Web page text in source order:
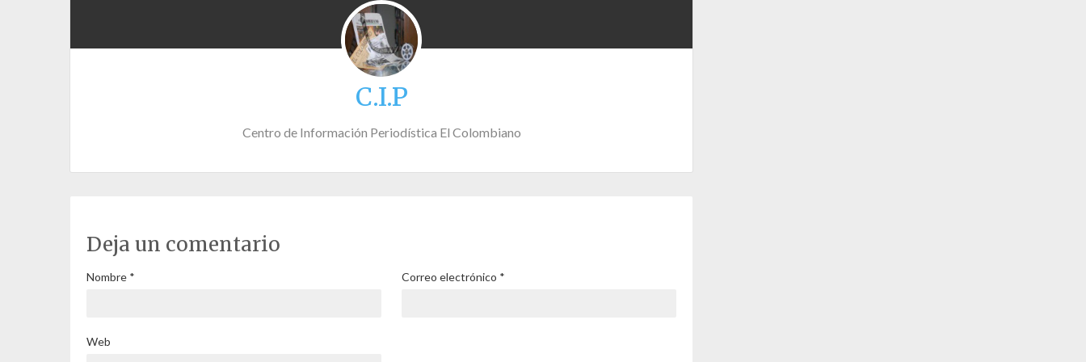
C.I.P
Centro de Información Periodística El Colombiano
Deja un comentario
Nombre * Correo electrónico *
Web